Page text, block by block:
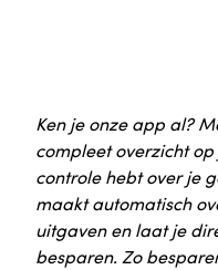
Ken je onze app al?
compleet overzicht
controle hebt over je
maakt automatisch
uitgaven en laat je
besparen. Zo